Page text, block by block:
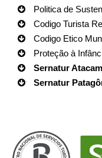
Politica de
Codigo Turista
Codigo Etico
Proteção à
Sernatur
Sernatur